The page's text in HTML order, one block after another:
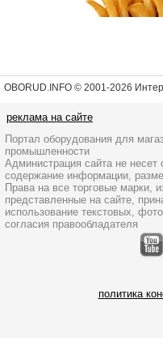
OBORUD.INFO © 2001-2026
реклама на сайте
Портал оборудования для
промышленности
Администрация сайта не несет
содержание информации,
Права на все торговые марки,
представленные на сайте,
использование текстовых,
согласия правообладателя
политика